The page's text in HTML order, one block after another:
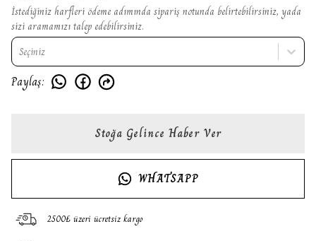
İstediğiniz harfleri ödeme adımında sipariş notunda belirtebilirsiniz, yada
sizi aramamızı talep edebilirsiniz.
Seçiniz
Paylaş:
Stoğa Gelince Haber Ver
WHATSAPP
2500₺ üzeri ücretsiz kargo